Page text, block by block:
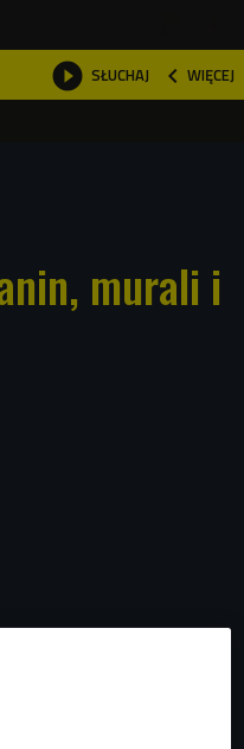
 SŁUCHAJ  WIĘCEJ

murali i
zna każdy, nawet
A gdzie jest Park
z Luwrem? I kim